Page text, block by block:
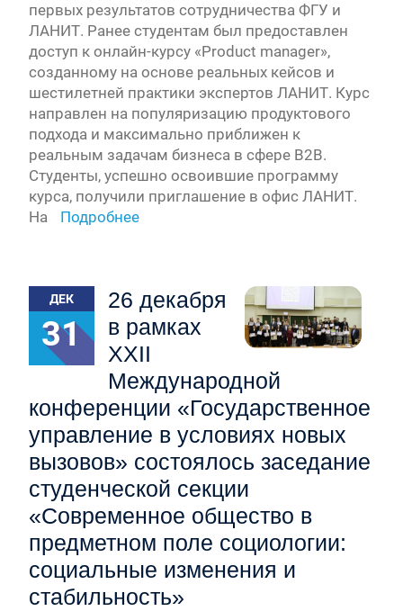
первых результатов сотрудничества ФГУ и
ЛАНИТ. Ранее студентам был предоставлен
доступ к онлайн-курсу «Product manager»,
созданному на основе реальных кейсов и
шестилетней практики экспертов ЛАНИТ. Курс
направлен на популяризацию продуктового
подхода и максимально приближен к
реальным задачам бизнеса в сфере B2B.
Студенты, успешно освоившие программу
курса, получили приглашение в офис ЛАНИТ.
На
Подробнее
ДЕК
31
26 декабря
в рамках
XXII
Международной
конференции «Государственное
управление в условиях новых
вызовов» состоялось заседание
студенческой секции
«Современное общество в
предметном поле социологии:
социальные изменения и
стабильность»